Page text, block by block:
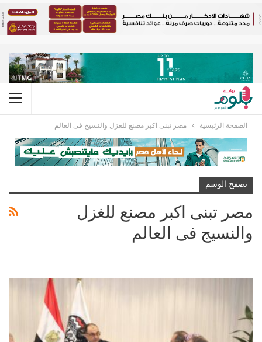
الصفحة الرئيسية مصر تبنى اكبر مصنع للغزل والنسيج فى العالم
تصفح الوسم
مصر تبنى اكبر مصنع للغزل
والنسيج فى العالم